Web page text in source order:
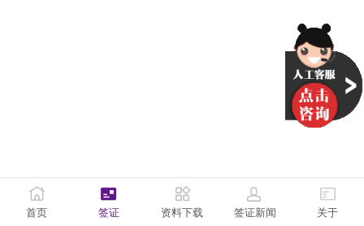
首页 签证 资料下载 签证新闻 关于